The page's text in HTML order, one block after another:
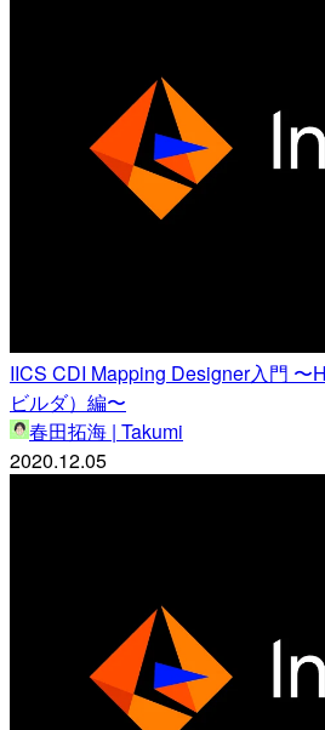
IICS CDI Mapping Designer入門 〜
ビルダ）編〜
春田拓海 | Takumi
2020.12.05